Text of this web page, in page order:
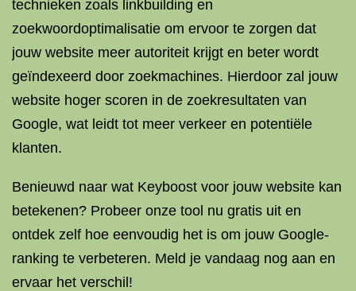
technieken zoals linkbuilding en
zoekwoordoptimalisatie om ervoor te zorgen dat
jouw website meer autoriteit krijgt en beter wordt
geïndexeerd door zoekmachines. Hierdoor zal jouw
website hoger scoren in de zoekresultaten van
Google, wat leidt tot meer verkeer en potentiële
klanten.
Benieuwd naar wat Keyboost voor jouw website kan
betekenen? Probeer onze tool nu gratis uit en
ontdek zelf hoe eenvoudig het is om jouw Google-
ranking te verbeteren. Meld je vandaag nog aan en
ervaar het verschil!